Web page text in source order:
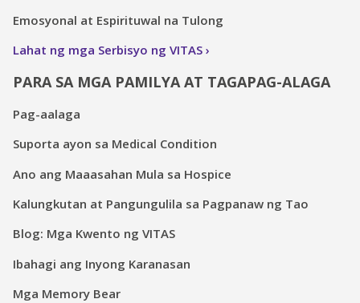
Emosyonal at Espirituwal na Tulong
Lahat ng mga Serbisyo ng VITAS
PARA SA MGA PAMILYA AT TAGAPAG-ALAGA
Pag-aalaga
Suporta ayon sa Medical Condition
Ano ang Maaasahan Mula sa Hospice
Kalungkutan at Pangungulila sa Pagpanaw ng Tao
Blog: Mga Kwento ng VITAS
Ibahagi ang Inyong Karanasan
Mga Memory Bear